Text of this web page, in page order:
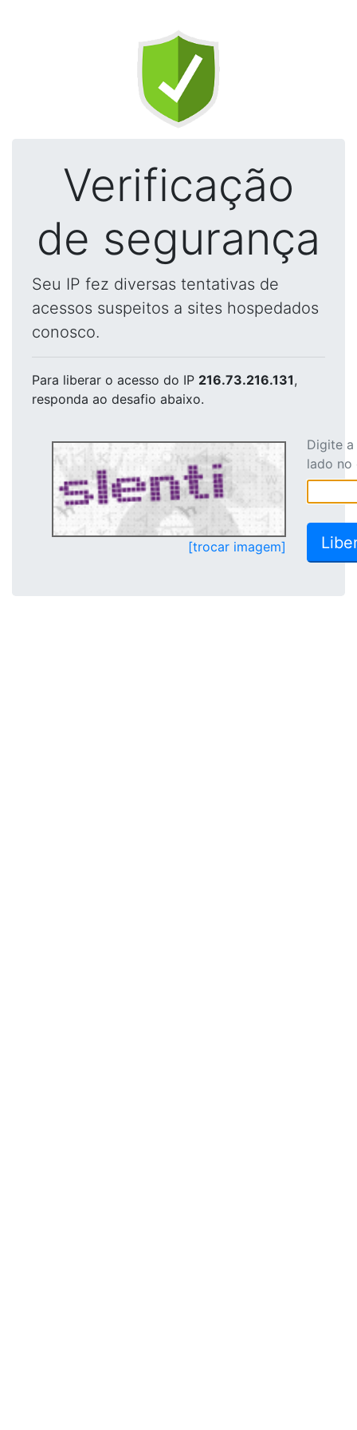
Verificação
de segurança
Seu IP fez diversas tentativas de
acessos suspeitos a sites hospedados
conosco.
Para liberar o acesso do IP 216.73.216.131,
responda ao desafio abaixo.
[trocar imagem]
Digite
lado no